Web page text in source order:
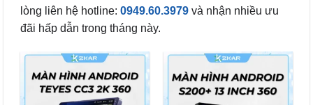
lòng liên hệ hotline: 0949.60.3979 và nhận nhiều ưu
đãi hấp dẫn trong tháng này.